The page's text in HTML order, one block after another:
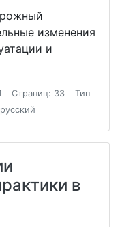
изменения
и
Страниц: 33
Тип
в